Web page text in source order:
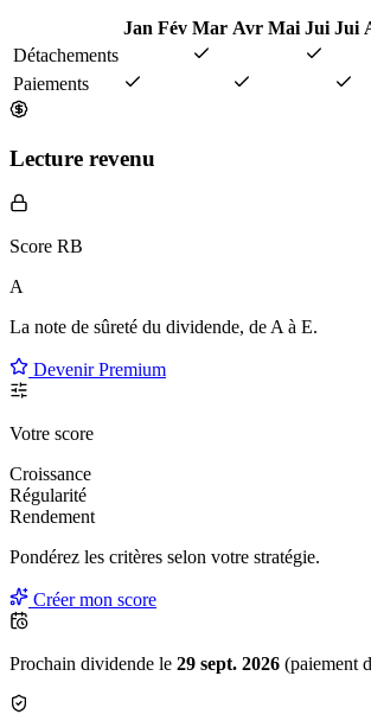
Jan Fév Mar Avr Mai Jui Jui
Détachements
Paiements
Lecture revenu
Score RB
A
La note de sûreté du dividende, de A à E.
Devenir Premium
Votre score
Croissance
Régularité
Rendement
Pondérez les critères selon votre stratégie.
Créer mon score
Prochain dividende le 29 sept. 2026 (paiement